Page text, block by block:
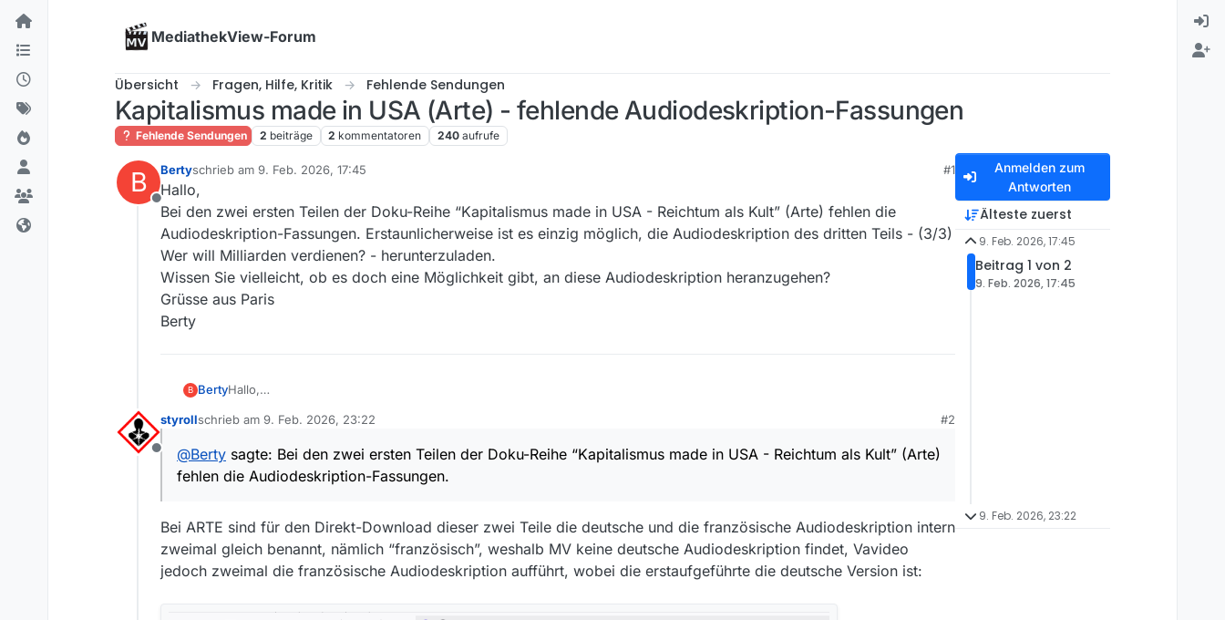
Skip to content
MediathekView-Forum
Übersicht Fragen, Hilfe, Kritik Fehlende Sendungen
Kapitalismus made in USA (Arte) - fehlende Audiodeskription-Fassungen
Fehlende Sendungen 2 beiträge 2 kommentatoren 240 aufrufe
B
Offline
Bertyschrieb am 9. Feb. 2026, 17:45
zuletzt editiert von
#1
Hallo,
Bei den zwei ersten Teilen der Doku-Reihe “Kapitalismus made in USA - Reichtum als Kult” (Arte) fehlen die
Audiodeskription-Fassungen. Erstaunlicherweise ist es einzig möglich, die Audiodeskription des dritten Teils - (3/3)
Wer will Milliarden verdienen? - herunterzuladen.
Wissen Sie vielleicht, ob es doch eine Möglichkeit gibt, an diese Audiodeskription heranzugehen?
Grüsse aus Paris
Berty
B BertyHallo,
Fassungen. Erstaunlicherweise ist es einzig möglich, die Audiodeskription des dritten Teils - (3/3) Wer will Milliarden
Wissen Sie vielleicht, ob es doch eine Möglichkeit gibt, an diese Audiodeskription heranzugehen?
Grüsse aus Paris
Offline
styrollschrieb am 9. Feb. 2026, 23:22
zuletzt editiert von
#2
@Berty sagte: Bei den zwei ersten Teilen der Doku-Reihe “Kapitalismus made in USA - Reichtum als Kult” (Arte)
fehlen die Audiodeskription-Fassungen.
Bei ARTE sind für den Direkt-Download dieser zwei Teile die deutsche und die französische Audiodeskription intern
zweimal gleich benannt, nämlich “französisch”, weshalb MV keine deutsche Audiodeskription findet, Vavideo
jedoch zweimal die französische Audiodeskription aufführt, wobei die erstaufgeführte die deutsche Version ist:
Anmelden zum
Antworten
Älteste zuerst
9. Feb. 2026, 17:45
Beitrag 1 von 2
9. Feb. 2026, 17:45
9. Feb. 2026, 23:22